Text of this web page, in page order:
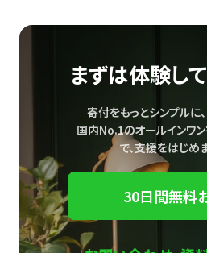
まずは体験し
寄付をもっとシンプルに
国内No.1のオールインワ
で、支援をはじめま
30日間無料